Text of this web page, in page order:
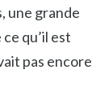
une grande
qu’il est
pas encore